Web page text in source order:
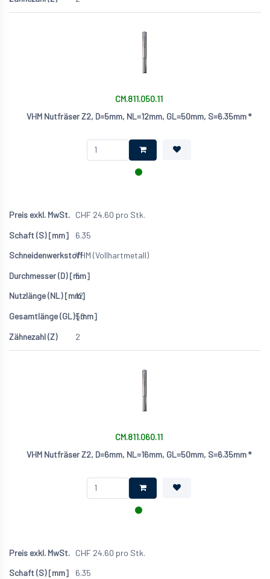
CM.811.050.11
VHM Nutfräser Z2, D=5mm, NL=12mm, GL=50mm, S=6.35mm *
CHF 24.60 pro Stk.
6.35
VHM (Vollhartmetall)
5
12
50
2
CM.811.060.11
VHM Nutfräser Z2, D=6mm, NL=16mm, GL=50mm, S=6.35mm *
CHF 24.60 pro Stk.
6.35